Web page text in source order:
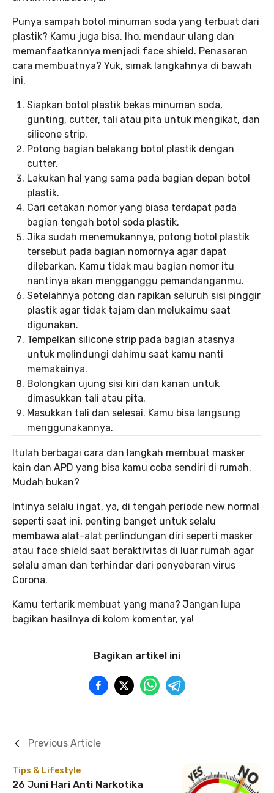
Punya sampah botol minuman soda yang terbuat dari
plastik? Kamu juga bisa, lho, mendaur ulang dan
memanfaatkannya menjadi face shield. Penasaran
cara membuatnya? Yuk, simak langkahnya di bawah
ini.
Siapkan botol plastik bekas minuman soda,
gunting, cutter, tali atau pita untuk mengikat, dan
silicone strip.
Potong bagian belakang botol plastik dengan
cutter.
Lakukan hal yang sama pada bagian depan botol
plastik.
Cari cetakan nomor yang biasa terdapat pada
bagian tengah botol soda plastik.
Jika sudah menemukannya, potong botol plastik
tersebut pada bagian nomornya agar dapat
dilebarkan. Kamu tidak mau bagian nomor itu
nantinya akan mengganggu pemandanganmu.
Setelahnya potong dan rapikan seluruh sisi pinggir
plastik agar tidak tajam dan melukaimu saat
digunakan.
Tempelkan silicone strip pada bagian atasnya
untuk melindungi dahimu saat kamu nanti
memakainya.
Bolongkan ujung sisi kiri dan kanan untuk
dimasukkan tali atau pita.
Masukkan tali dan selesai. Kamu bisa langsung
menggunakannya.
Itulah berbagai cara dan langkah membuat masker
kain dan APD yang bisa kamu coba sendiri di rumah.
Mudah bukan?
Intinya selalu ingat, ya, di tengah periode new normal
seperti saat ini, penting banget untuk selalu
membawa alat-alat perlindungan diri seperti masker
atau face shield saat beraktivitas di luar rumah agar
selalu aman dan terhindar dari penyebaran virus
Corona.
Kamu tertarik membuat yang mana? Jangan lupa
bagikan hasilnya di kolom komentar, ya!
Bagikan artikel ini
Tips & Lifestyle
26 Juni Hari Anti Narkotika
Previous Article